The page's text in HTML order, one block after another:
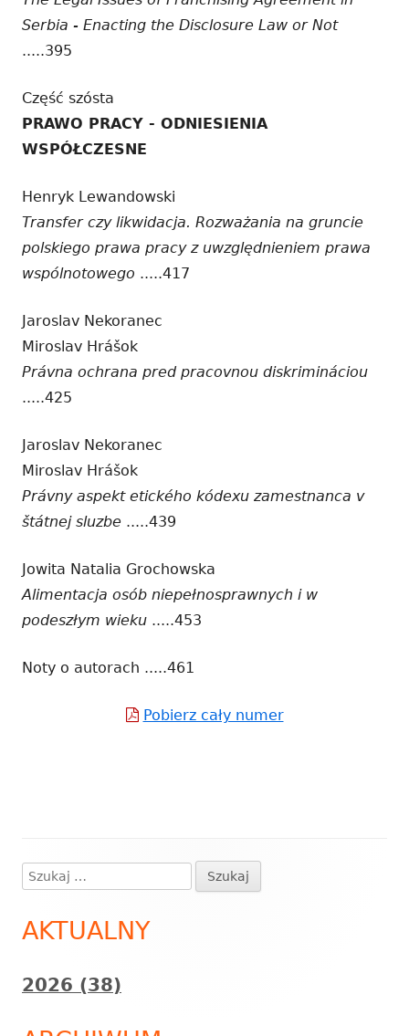
Serbia - Enacting the Disclosure Law or Not
.....395
Część szósta
PRAWO PRACY - ODNIESIENIA
WSPÓŁCZESNE
Henryk Lewandowski
Transfer czy likwidacja. Rozważania na gruncie
polskiego prawa pracy z uwzględnieniem prawa
wspólnotowego .....417
Jaroslav Nekoranec
Miroslav Hrášok
Právna ochrana pred pracovnou diskrimináciou
.....425
Jaroslav Nekoranec
Miroslav Hrášok
Právny aspekt etického kódexu zamestnanca v
štátnej sluzbe .....439
Jowita Natalia Grochowska
Alimentacja osób niepełnosprawnych i w
podeszłym wieku .....453
Noty o autorach .....461
Pobierz cały numerStrona
Główny
panel
Szukaj:
AKTUALNY
2026 (38)